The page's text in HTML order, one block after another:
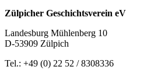
Zülpicher Geschichtsverein eV
Landesburg Mühlenberg 10
D-53909 Zülpich
Tel.: +49 (0) 22 52 / 8308336